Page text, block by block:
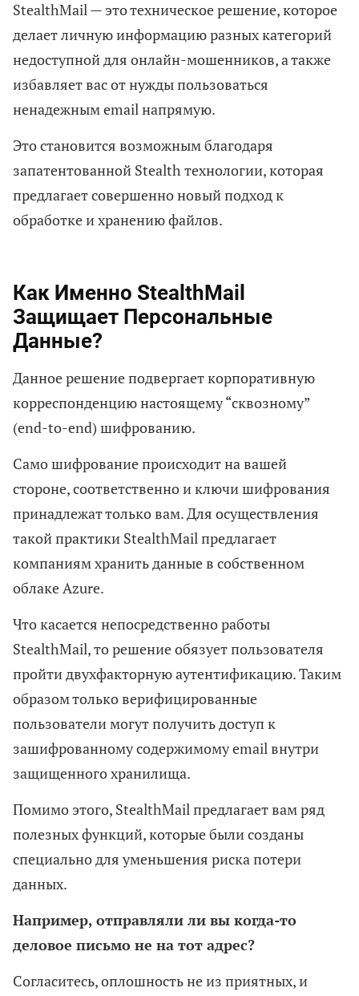
StealthMail — это техническое решение, которое
делает личную информацию разных категорий
недоступной для онлайн-мошенников, а также
избавляет вас от нужды пользоваться
ненадежным email напрямую.
Это становится возможным благодаря
запатентованной Stealth технологии, которая
предлагает совершенно новый подход к
обработке и хранению файлов.
Как Именно StealthMail
Защищает Персональные
Данные?
Данное решение подвергает корпоративную
корреспонденцию настоящему “сквозному”
(end-to-end) шифрованию.
Само шифрование происходит на вашей
стороне, соответственно и ключи шифрования
принадлежат только вам. Для осуществления
такой практики StealthMail предлагает
компаниям хранить данные в собственном
облаке Azure.
Что касается непосредственно работы
StealthMail, то решение обязует пользователя
пройти двухфакторную аутентификацию. Таким
образом только верифицированные
пользователи могут получить доступ к
зашифрованному содержимому email внутри
защищенного хранилища.
Помимо этого, StealthMail предлагает вам ряд
полезных функций, которые были созданы
специально для уменьшения риска потери
данных.
Например, отправляли ли вы когда-то
деловое письмо не на тот адрес?
Согласитесь, оплошность не из приятных, и